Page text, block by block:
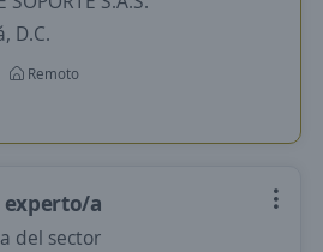
D.C.
Remoto
experto/a
del sector